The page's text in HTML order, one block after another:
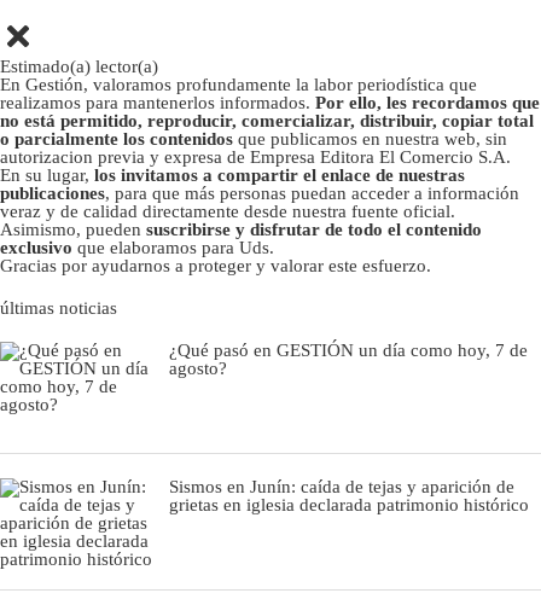
Estimado(a) lector(a)
En Gestión, valoramos profundamente la labor periodística que
realizamos para mantenerlos informados. Por ello, les recordamos que
no está permitido, reproducir, comercializar, distribuir, copiar total
o parcialmente los contenidos que publicamos en nuestra web, sin
autorizacion previa y expresa de Empresa Editora El Comercio S.A.
En su lugar, los invitamos a compartir el enlace de nuestras
publicaciones, para que más personas puedan acceder a información
veraz y de calidad directamente desde nuestra fuente oficial.
Asimismo, pueden suscribirse y disfrutar de todo el contenido
exclusivo que elaboramos para Uds.
Gracias por ayudarnos a proteger y valorar este esfuerzo.
últimas noticias
¿Qué pasó en GESTIÓN un día como hoy, 7 de
agosto?
Sismos en Junín: caída de tejas y aparición de
grietas en iglesia declarada patrimonio histórico